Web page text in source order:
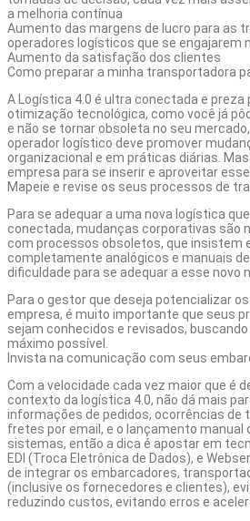
a melhoria contínua
Aumento das margens de lucro para as
operadores logísticos que se engajarem
Aumento da satisfação dos clientes
Como preparar a minha transportadora
A Logística 4.0 é ultra conectada e preza
otimização tecnológica, como você já
e não se tornar obsoleta no seu
operador logístico deve promover
organizacional e em práticas diárias.
empresa para se inserir e aproveitar
Mapeie e revise os seus processos de
Para se adequar a uma nova logística
conectada, mudanças corporativas são
com processos obsoletos, que insistem
completamente analógicos e manuais
dificuldade para se adequar a esse novo
Para o gestor que deseja potencializar
empresa, é muito importante que seus
sejam conhecidos e revisados,
máximo possível.
Invista na comunicação com seus
Com a velocidade cada vez maior que é
contexto da logística 4.0, não dá mais
informações de pedidos, ocorrências de
fretes por email, e o lançamento manual
sistemas, então a dica é apostar em
EDI (Troca Eletrônica de Dados), e
de integrar os embarcadores,
(inclusive os fornecedores e clientes),
reduzindo custos, evitando erros e